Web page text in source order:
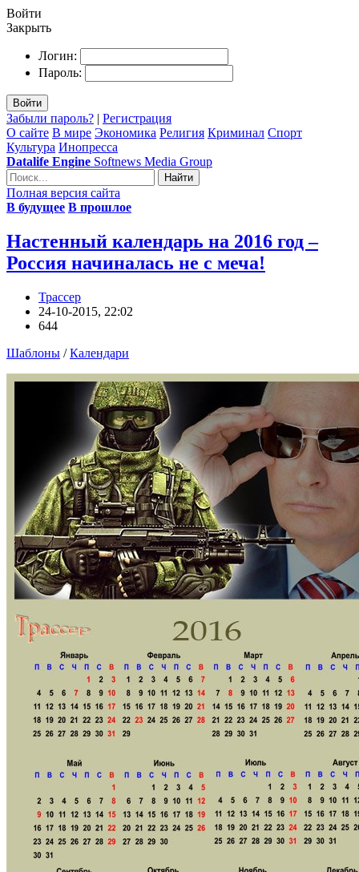
Войти
Закрыть
Логин:
Пароль:
Войти
Забыли пароль? | Регистрация
О сайте В мире Экономика Религия Криминал Спорт
Культура Инопресса
Datalife Engine Softnews Media Group
Найти
Полная версия сайта
В будущее В прошлое
Настенный календарь на 2016 год –
Россия начиналась не с меча!
Трассер
24-10-2015, 22:02
644
Шаблоны /Календари